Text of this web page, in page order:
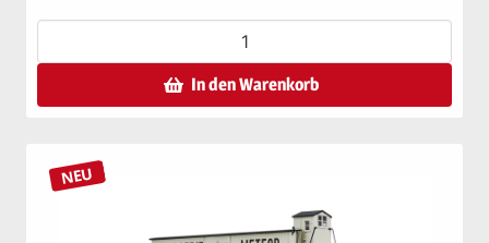
In den Warenkorb
NEU